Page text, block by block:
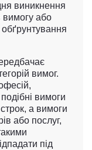
виникнення
вимогу або
вимог.
вимоги
а вимоги
або послуг,
під